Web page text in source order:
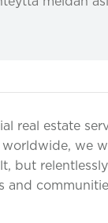
real estate
we
but
and